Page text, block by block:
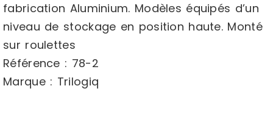
fabrication Aluminium. Modèles équipés d’un
niveau de stockage en position haute. Monté
sur roulettes
Référence : 78-2
Marque : Trilogiq